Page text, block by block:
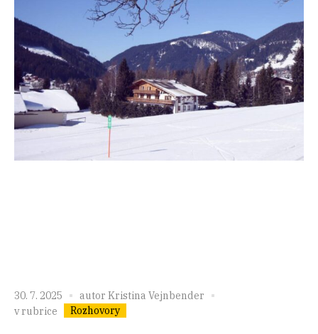
30. 7. 2025 autor Kristina Vejnbender
v rubrice
Rozhovory